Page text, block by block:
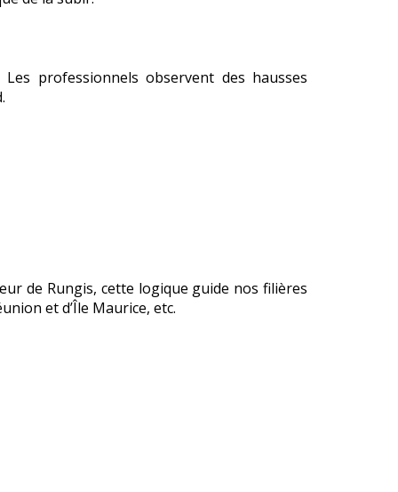
professionnels observent des hausses
de Rungis, cette logique guide nos filières
et d’Île Maurice, etc.